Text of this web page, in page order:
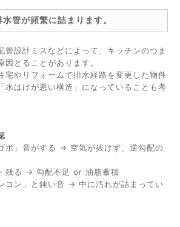
管が頻繁に詰まります。
管設計ミスなどによって、キッチンのつま
因とることがあります。
宅やリフォームで排水経路を変更した物件
水はけが悪い構造」になっていることも考
ボ」音がする → 空気が抜けず、逆勾配の
残る → 勾配不足 or 油脂蓄積
コン」と鈍い音 → 中に汚れが詰まってい